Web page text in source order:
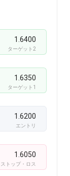
1.6400
ターゲット2
1.6350
ターゲット1
1.6200
エントリ
1.6050
ストップ・ロス